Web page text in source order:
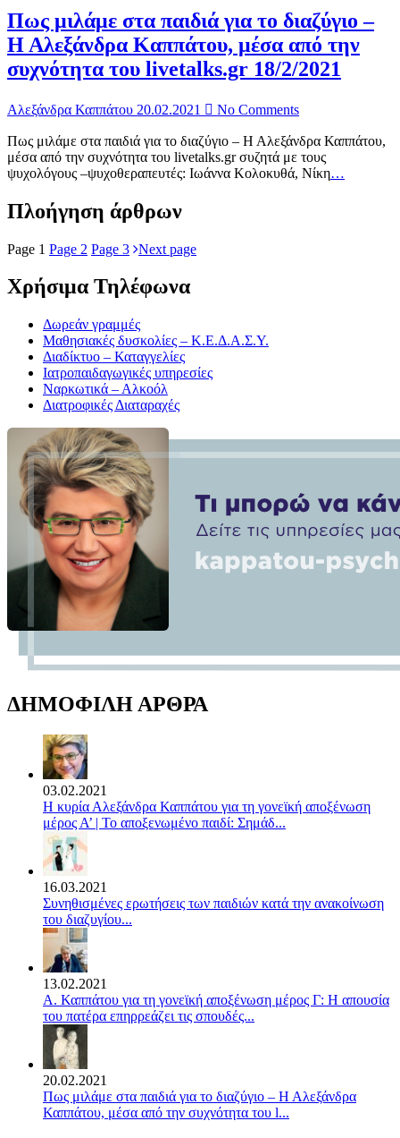
Πως μιλάμε στα παιδιά για το διαζύγιο –
Η Αλεξάνδρα Καππάτου, μέσα από την
συχνότητα του livetalks.gr 18/2/2021
Αλεξάνδρα Καππάτου 20.02.2021 No Comments
Πως μιλάμε στα παιδιά για το διαζύγιο – Η Αλεξάνδρα Καππάτου,
μέσα από την συχνότητα του livetalks.gr συζητά με τους
ψυχολόγους –ψυχοθεραπευτές: Ιωάννα Κολοκυθά, Νίκη…
Πλοήγηση άρθρων
Page 1 Page 2 Page 3 Next page
Χρήσιμα Τηλέφωνα
Δωρεάν γραμμές
Μαθησιακές δυσκολίες – Κ.Ε.Δ.Α.Σ.Υ.
Διαδίκτυο – Καταγγελίες
Ιατροπαιδαγωγικές υπηρεσίες
Ναρκωτικά – Αλκοόλ
Διατροφικές Διαταραχές
ΔΗΜΟΦΙΛΗ ΑΡΘΡΑ
03.02.2021
Η κυρία Αλεξάνδρα Καππάτου για τη γονεϊκή αποξένωση
μέρος Α’ | Το αποξενωμένο παιδί: Σημάδ...
16.03.2021
Συνηθισμένες ερωτήσεις των παιδιών κατά την ανακοίνωση
του διαζυγίου...
13.02.2021
Α. Καππάτου για τη γονεϊκή αποξένωση μέρος Γ: Η απουσία
του πατέρα επηρρεάζει τις σπουδές...
20.02.2021
Πως μιλάμε στα παιδιά για το διαζύγιο – Η Αλεξάνδρα
Καππάτου, μέσα από την συχνότητα του l...